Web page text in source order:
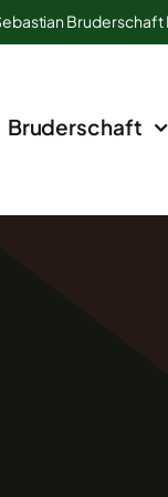
Bruderschaft
Bruderschaft